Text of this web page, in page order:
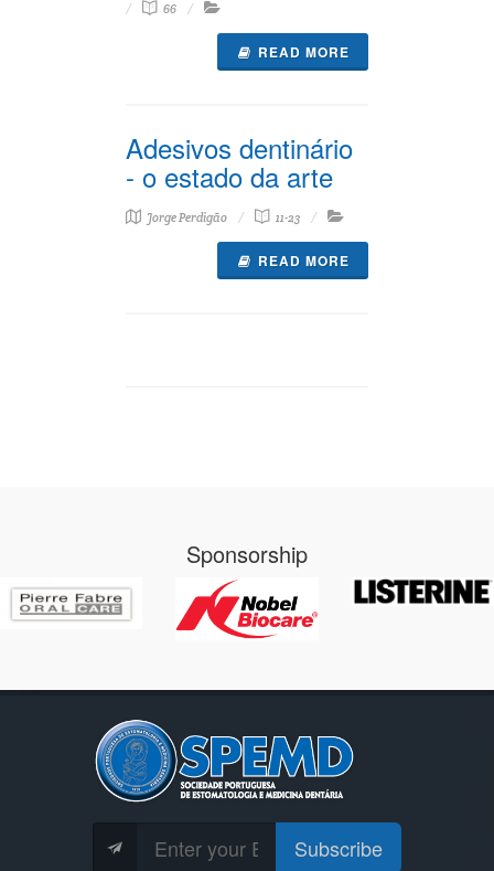
66
READ MORE
Adesivos dentinário
- o estado da arte
Jorge Perdigão 11-23
READ MORE
Sponsorship
Subscribe